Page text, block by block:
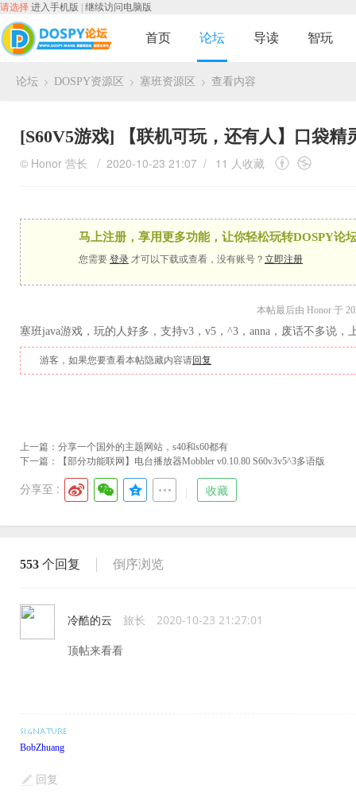
请选择 进入手机版 继续访问电脑版
首页 论坛 导读 智玩
论坛 DOSPY资源区 塞班资源区 查看内容
[S60V5游戏] 【联机可玩，还有人】口袋
© Honor 营长 / 2020-10-23 21:07 / 11 人收藏
马上注册，享用更多功能，让你轻松玩转DOSPY论
您需要 登录 才可以下载或查看，没有账号？ 立即注册
本帖最后由 Honor 于
塞班java游戏，玩的人好多，支持v3，v5，^3，anna，废话不多说
游客，如果您要查看本帖隐藏内容请回复
上一篇： 分享一个国外的主题网站，s40和s60都有
下一篇：
【部分功能联网】电台播放器Mobbler v0.10.80 S60v3v5^3多语版
分享至 : 收藏
553 个回复 倒序浏览
冷酷的云 旅长 2020-10-23 21:27:01
顶帖来看看
BobZhuang
回复